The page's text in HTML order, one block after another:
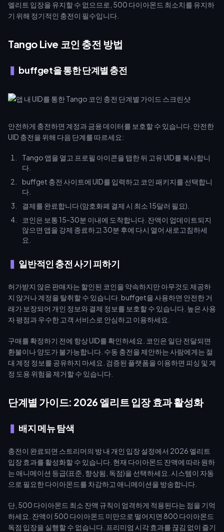
엘리트 입장을 유지할 수 없으므로, 500 다이아몬드 최소치를 유지하
기 위해 정기적인 충전이 필수입니다.
Tango Live 코인 충전 방법
buffget을 통한 단계별 충전
안전하게 충전하면 계정과 금융 데이터를 보호할 수 있습니다. 안전한
UID 충전을 위해 다음 단계를 따르세요:
Tango 앱을 열고 프로필 아이콘을 탭한 뒤 고유 UID를 복사합니
다.
buffget 충전 사이트에 UID를 입력하고 코인 패키지를 선택합니
다.
결제를 완료합니다 (암호화폐 결제 시 최소 15달러 필요).
코인은 보통 15-30분 이내에 도착합니다. 잔액이 업데이트되지
않으면 앱을 강제 종료하고 30분 후에 다시 열어 새로고침하세
요.
일반적인 충전 사기 피하기
허가받지 않은 판매자는 할인된 코인을 약속하지만 아무것도 제공하
지 않거나 계정을 탈취할 수 있습니다. buffget을 사용하면 안전한 거
래가 보장되어 개인 정보와 결제 정보를 보호할 수 있습니다. 높은 사용
자 평점과 우수한 고객 서비스로 안심하고 이용하세요.
구매를 확정하기 전에 항상 UID를 확인하세요. 코인은 일단 전달되면
환불이나 양도가 불가능합니다. 수동 충전을 제안하는 사람에게는 절
대 계정 정보를 공유하지 마세요. 검증된 플랫폼을 이용하면 피싱 및 계
정 도용 위험을 제거할 수 있습니다.
단계별 가이드: 2026 엘리트 입장 효과 활성화
배지 메뉴 탐색
충전이 완료되면 스트리머의 방 내 개인 입장 설정에서 2026 엘리트
입장 효과를 활성화할 수 있습니다. 현재 다이아몬드 잔액에 따라 원하
는 애니메이션 등급(표준, 향상됨, 독점)을 선택하세요. 시스템이 자동
으로 필요한 다이아몬드를 차감하고 애니메이션을 방송합니다.
단, 500 다이아몬드 최소 잔액 규칙이 엄격하게 적용된다는 점을 기억
하세요. 잔액이 500 다이아몬드 미만으로 떨어지면 800 다이아몬드
독점 입장을 실행할 수 없습니다. 프리미엄 시각 효과를 끊김 없이 즐기